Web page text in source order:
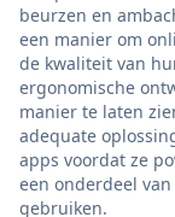
beurzen en
een manier om
de kwaliteit van
ergonomische
manier te laten
adequate
apps voordat ze
een onderdeel
gebruiken.